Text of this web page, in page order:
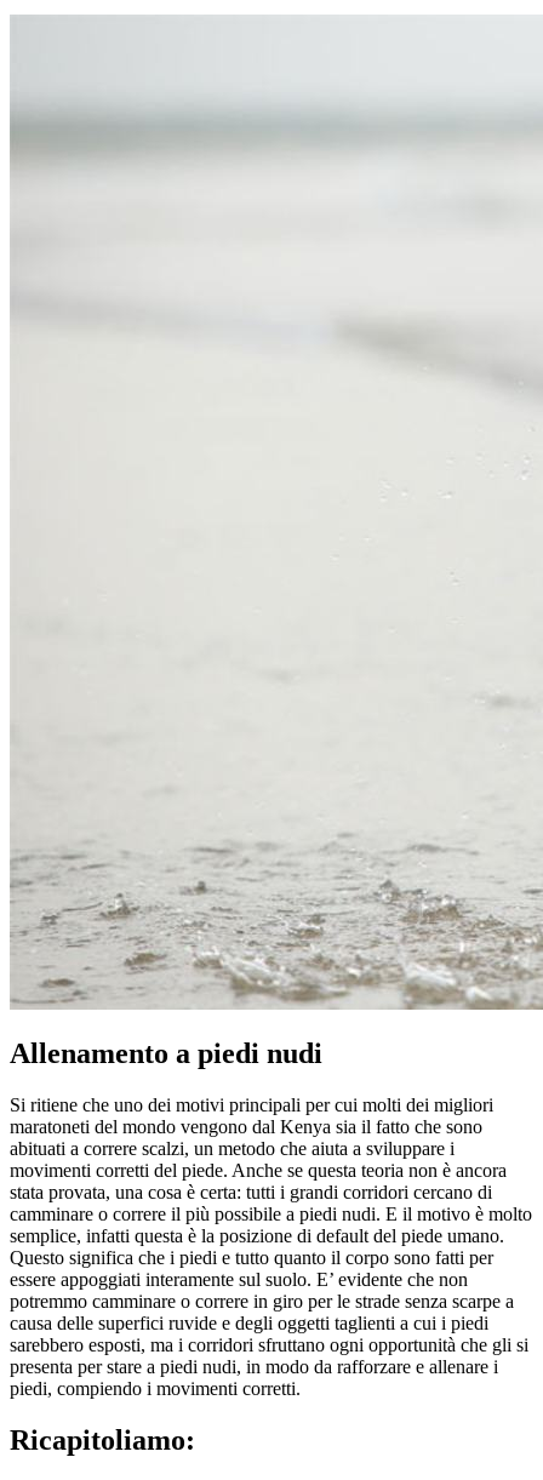
Allenamento a piedi nudi
Si ritiene che uno dei motivi principali per cui molti dei migliori
maratoneti del mondo vengono dal Kenya sia il fatto che sono
abituati a correre scalzi, un metodo che aiuta a sviluppare i
movimenti corretti del piede. Anche se questa teoria non è ancora
stata provata, una cosa è certa: tutti i grandi corridori cercano di
camminare o correre il più possibile a piedi nudi. E il motivo è molto
semplice, infatti questa è la posizione di default del piede umano.
Questo significa che i piedi e tutto quanto il corpo sono fatti per
essere appoggiati interamente sul suolo. E’ evidente che non
potremmo camminare o correre in giro per le strade senza scarpe a
causa delle superfici ruvide e degli oggetti taglienti a cui i piedi
sarebbero esposti, ma i corridori sfruttano ogni opportunità che gli si
presenta per stare a piedi nudi, in modo da rafforzare e allenare i
piedi, compiendo i movimenti corretti.
Ricapitoliamo: